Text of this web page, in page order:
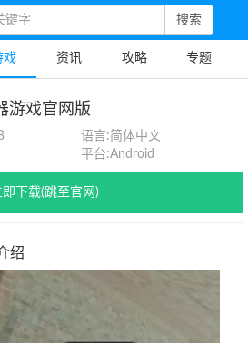
搜索
戏 资讯 攻略 专题
游戏官网版
语言:简体中文
平台:Android
即下载(跳至官网)
绍